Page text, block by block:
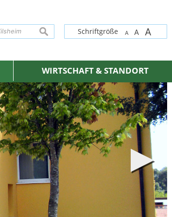
Schriftgröße A A A
suchen
WIRTSCHAFT & STANDORT